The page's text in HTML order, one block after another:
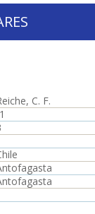
C. F.